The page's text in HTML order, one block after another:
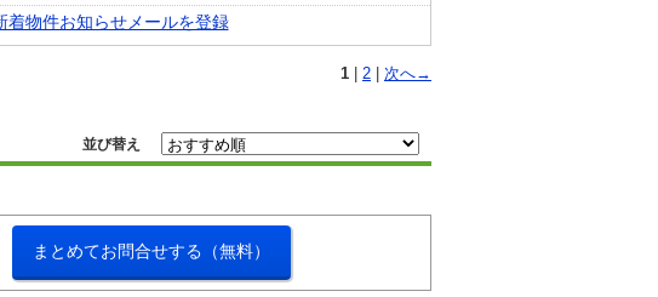
着物件お知らせメールを登録
1 2 次へ→
並び替え
まとめてお問合せする（無料）